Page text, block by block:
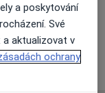
na pojišťovnu
a poskytování
Své
aktualizovat v
ochrany